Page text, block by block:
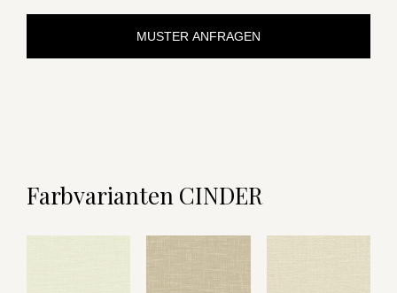
MUSTER ANFRAGEN
Farbvarianten CINDER